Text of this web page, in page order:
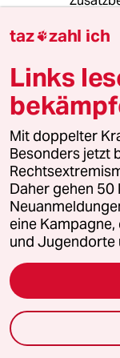
die
Diese
F
Uuuund
""Herr
dass
dem
Ja Herr
& Order
und
taz zahl ich
Links
Mit doppelter
Besonders jetzt
Daher gehen 50
eine
und Jugendorte